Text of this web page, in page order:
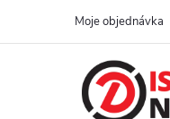
Moje objednávka